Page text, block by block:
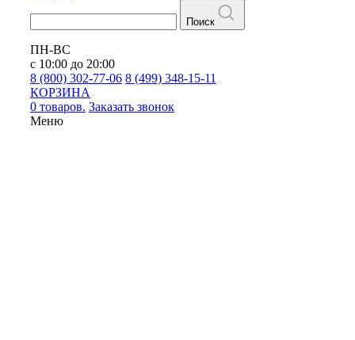
Поиск
ПН-ВС
с 10:00 до 20:00
8 (800) 302-77-06 8 (499) 348-15-11
КОРЗИНА
0 товаров. Заказать звонок
Меню